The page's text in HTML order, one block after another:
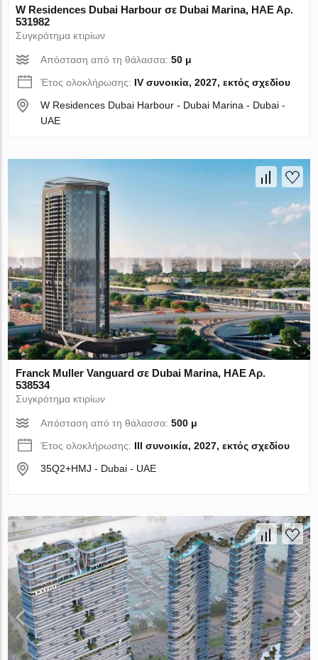
W Residences Dubai Harbour σε Dubai Marina, ΗΑΕ Αρ.
531982
Συγκρότημα κτιρίων
Απόσταση από τη θάλασσα:50 μ
Έτος ολοκλήρωσης: IV συνοικία, 2027, εκτός σχεδίου
W Residences Dubai Harbour - Dubai Marina - Dubai -
UAE
Franck Muller Vanguard σε Dubai Marina, ΗΑΕ Αρ.
538534
Συγκρότημα κτιρίων
Απόσταση από τη θάλασσα:500 μ
Έτος ολοκλήρωσης: III συνοικία, 2027, εκτός σχεδίου
35Q2+HMJ - Dubai - UAE